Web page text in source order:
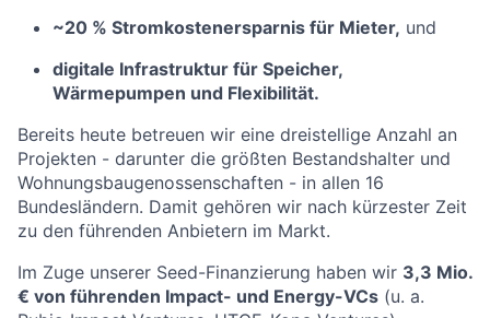
~20 % Stromkostenersparnis für Mieter, und
digitale Infrastruktur für Speicher,
Wärmepumpen und Flexibilität.
Bereits heute betreuen wir eine dreistellige Anzahl an
Projekten - darunter die größten Bestandshalter und
Wohnungsbaugenossenschaften - in allen 16
Bundesländern. Damit gehören wir nach kürzester Zeit
zu den führenden Anbietern im Markt.
Im Zuge unserer Seed-Finanzierung haben wir 3,3 Mio.
€ von führenden Impact- und Energy-VCs (u. a.